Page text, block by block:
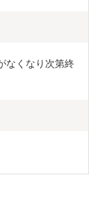
なくなり次第終